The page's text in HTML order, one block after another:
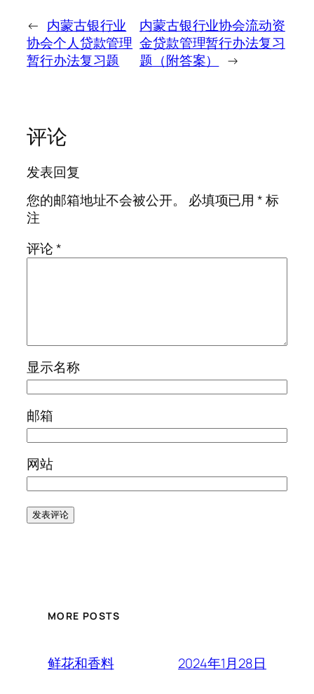
← 内蒙古银行业
协会个人贷款管理
暂行办法复习题
内蒙古银行业协会流动资
金贷款管理暂行办法复习
题（附答案）
→
评论
发表回复
您的邮箱地址不会被公开。
必填项已用*标
注
评论*
显示名称
邮箱
网站
MORE POSTS
鲜花和香料 2024年1月28日